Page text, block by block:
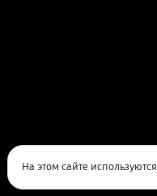
На этом сайте используются